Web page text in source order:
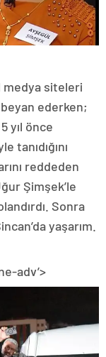
medya siteleri
ederken;
yıl önce
tanıdığını
reddeden
Şimşek’le
Sonra
yaşarım.
adv’>